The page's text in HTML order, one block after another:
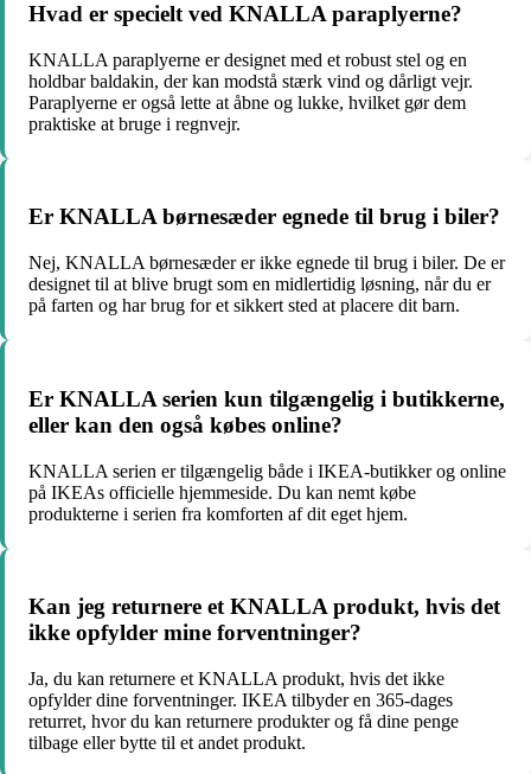
Hvad er specielt ved KNALLA paraplyerne?
KNALLA paraplyerne er designet med et robust stel og en
holdbar baldakin, der kan modstå stærk vind og dårligt vejr.
Paraplyerne er også lette at åbne og lukke, hvilket gør dem
praktiske at bruge i regnvejr.
Er KNALLA børnesæder egnede til brug i biler?
Nej, KNALLA børnesæder er ikke egnede til brug i biler. De er
designet til at blive brugt som en midlertidig løsning, når du er
på farten og har brug for et sikkert sted at placere dit barn.
Er KNALLA serien kun tilgængelig i butikkerne,
eller kan den også købes online?
KNALLA serien er tilgængelig både i IKEA-butikker og online
på IKEAs officielle hjemmeside. Du kan nemt købe
produkterne i serien fra komforten af dit eget hjem.
Kan jeg returnere et KNALLA produkt, hvis det
ikke opfylder mine forventninger?
Ja, du kan returnere et KNALLA produkt, hvis det ikke
opfylder dine forventninger. IKEA tilbyder en 365-dages
returret, hvor du kan returnere produkter og få dine penge
tilbage eller bytte til et andet produkt.